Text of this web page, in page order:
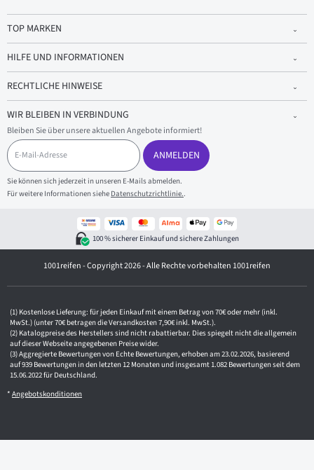
TOP MARKEN
HILFE UND INFORMATIONEN
RECHTLICHE HINWEISE
WIR BLEIBEN IN VERBINDUNG
Bleiben Sie über unsere aktuellen Angebote informiert!
E
-
M
a
i
l
e
ANMELDEN
Sie können sich jederzeit in unseren E-Mails abmelden.
Für weitere Informationen siehe Datenschutzrichtlinie..
100 % sicherer Einkauf und sichere Zahlungen
1001reifen - Copyright 2026 - Alle Rechte vorbehalten 1001reifen
Kostenlose Lieferung: für jeden Einkauf mit einem Betrag von 70€ oder mehr (inkl.
MwSt.) (unter 70€ betragen die Versandkosten 7,90€ inkl. MwSt.).
Katalogpreise des Herstellers sind nicht rabattierbar. Dies spiegelt nicht die allgemein
auf dieser Webseite angegebenen Preise wider.
Aggregierte Bewertungen von Echte Bewertungen, erhoben am 23.02.2026, basierend
auf 939 Bewertungen in den letzten 12 Monaten und insgesamt 1.082 Bewertungen seit dem
15.06.2022 für Deutschland.
* Angebotskonditionen